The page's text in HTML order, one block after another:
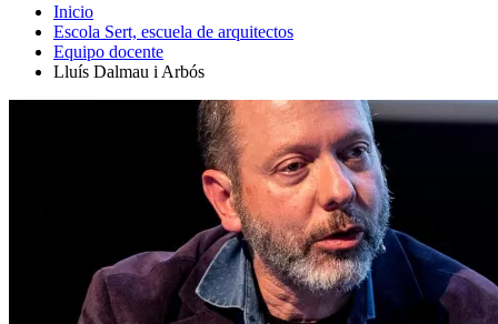
Inicio
Escola Sert, escuela de arquitectos
Equipo docente
Lluís Dalmau i Arbós